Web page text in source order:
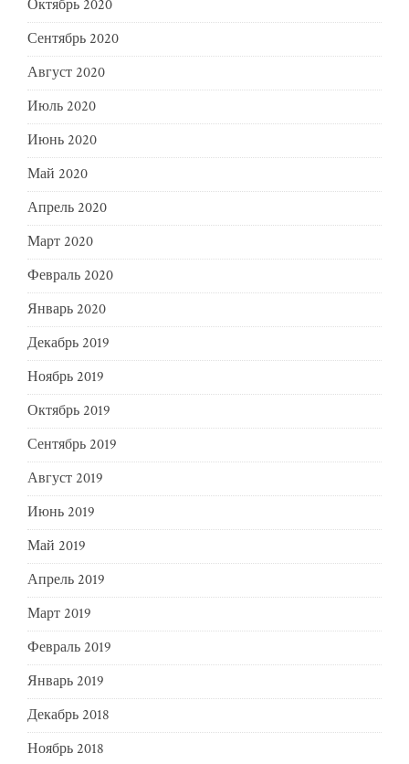
Октябрь 2020
Сентябрь 2020
Август 2020
Июль 2020
Июнь 2020
Май 2020
Апрель 2020
Март 2020
Февраль 2020
Январь 2020
Декабрь 2019
Ноябрь 2019
Октябрь 2019
Сентябрь 2019
Август 2019
Июнь 2019
Май 2019
Апрель 2019
Март 2019
Февраль 2019
Январь 2019
Декабрь 2018
Ноябрь 2018